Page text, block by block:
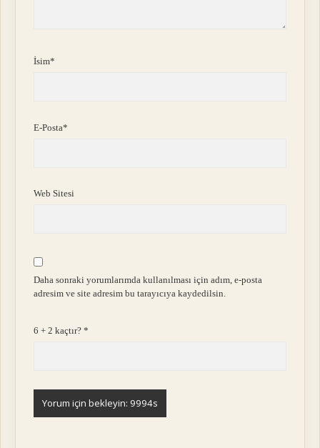
İsim*
E-Posta*
Web Sitesi
Daha sonraki yorumlarımda kullanılması için adım, e-posta
adresim ve site adresim bu tarayıcıya kaydedilsin.
6 + 2 kaçtır?*